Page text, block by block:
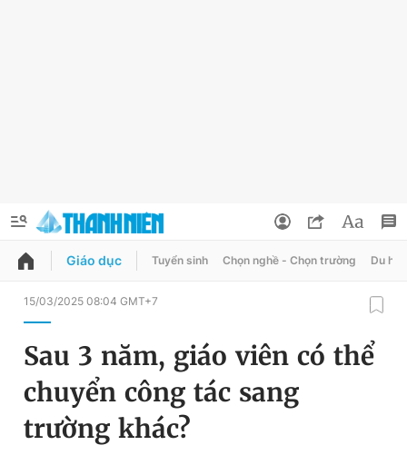
QUẢNG CÁO ĐẶT BÁO
Chuyên mục
Chuyên mục khác
Đổi mật khẩu
Tin đã lưu
Tin đã xem
Giáo dục Tuyển sinh Chọn nghề - Chọn trường Du học
15/03/2025 08:04 GMT+7
Sau 3 năm, giáo viên có thể
chuyển công tác sang
trường khác?